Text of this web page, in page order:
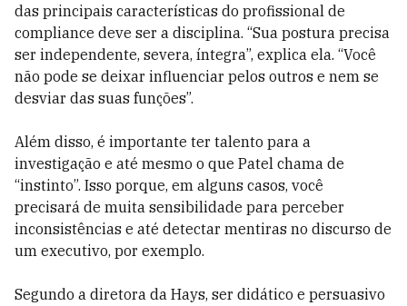
das principais características do profissional de
compliance deve ser a disciplina. “Sua postura precisa
ser independente, severa, íntegra”, explica ela. “Você
não pode se deixar influenciar pelos outros e nem se
desviar das suas funções”.
Além disso, é importante ter talento para a
investigação e até mesmo o que Patel chama de
“instinto”. Isso porque, em alguns casos, você
precisará de muita sensibilidade para perceber
inconsistências e até detectar mentiras no discurso de
um executivo, por exemplo.
Segundo a diretora da Hays, ser didático e persuasivo